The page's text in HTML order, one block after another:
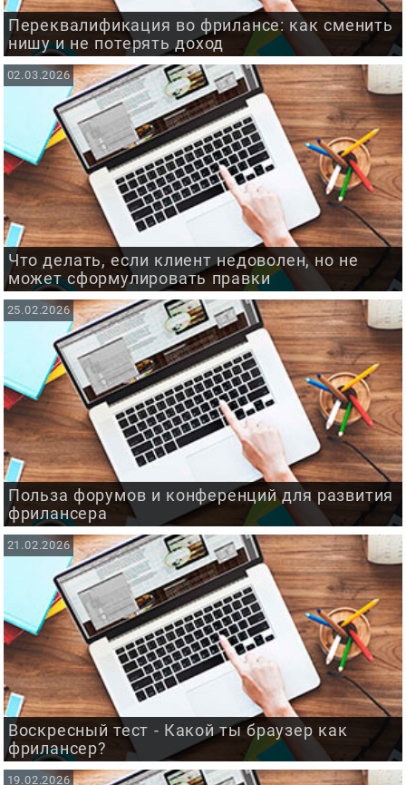
Переквалификация во фрилансе: как сменить
нишу и не потерять доход
Что делать, если клиент недоволен, но не
может сформулировать правки
02.03.2026
Польза форумов и конференций для развития
фрилансера
25.02.2026
Воскресный тест - Какой ты браузер как
фрилансер?
21.02.2026
19.02.2026